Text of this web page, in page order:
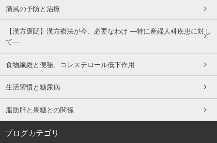
痛風の予防と治療
【漢方褒貶】漢方療法が今、必要なわけ ―特に産婦人科疾患に対し
て―
食物繊維と便秘、コレステロール低下作用
生活習慣と糖尿病
脂肪肝と果糖との関係
ブログカテゴリ